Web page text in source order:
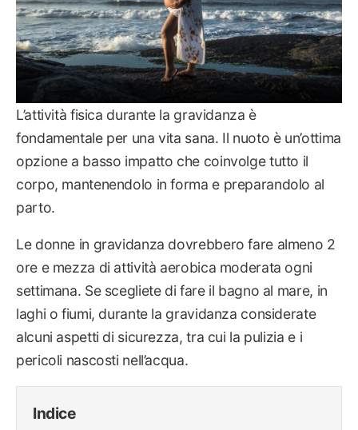
L’attività fisica durante la gravidanza è
fondamentale per una vita sana. Il nuoto è un’ottima
opzione a basso impatto che coinvolge tutto il
corpo, mantenendolo in forma e preparandolo al
parto.
Le donne in gravidanza dovrebbero fare almeno 2
ore e mezza di attività aerobica moderata ogni
settimana. Se scegliete di fare il bagno al mare, in
laghi o fiumi, durante la gravidanza considerate
alcuni aspetti di sicurezza, tra cui la pulizia e i
pericoli nascosti nell’acqua.
Indice